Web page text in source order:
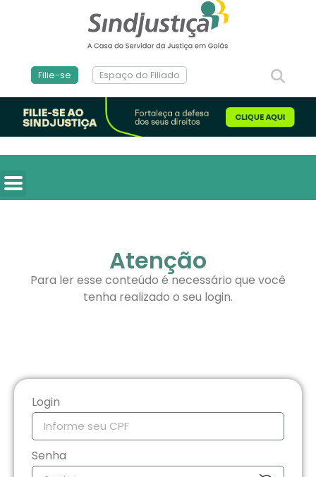
Filie-se Espaço do Filiado
Atenção
Para ler esse conteúdo é necessário que você
tenha realizado o seu login.
Login
Senha